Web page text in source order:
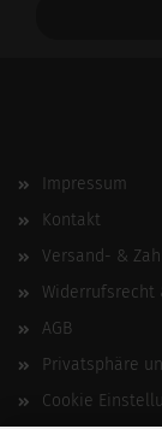
Impressum
Kontakt
Versand- &
Widerrufsrecht
AGB
Privatsphäre
Cookie